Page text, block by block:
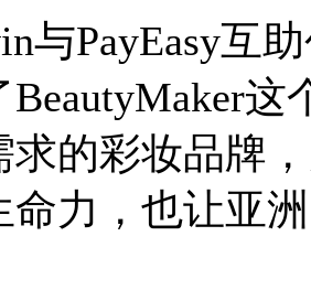
与PayEasy互
BeautyMaker
求的彩妆品牌
命力，也让亚